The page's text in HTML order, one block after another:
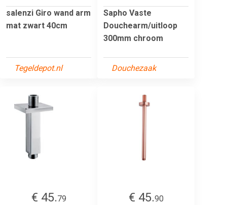
salenzi Giro wand arm
mat zwart 40cm
Tegeldepot.nl
Sapho Vaste
Douchearm/uitloop
300mm chroom
Douchezaak
€ 45.79
€ 45.90